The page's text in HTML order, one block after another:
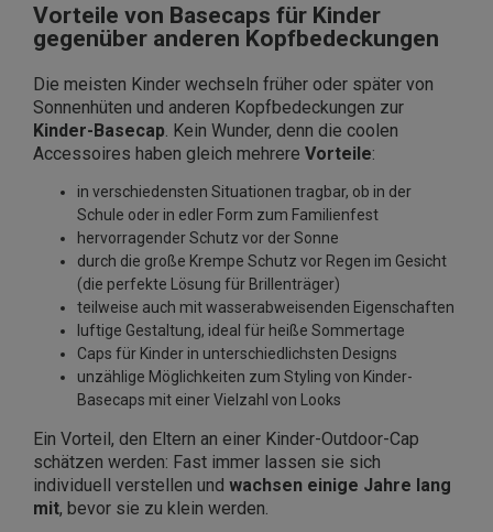
Vorteile von Basecaps für Kinder
gegenüber anderen Kopfbedeckungen
Die meisten Kinder wechseln früher oder später von
Sonnenhüten und anderen Kopfbedeckungen zur
Kinder-Basecap. Kein Wunder, denn die coolen
Accessoires haben gleich mehrere Vorteile:
in verschiedensten Situationen tragbar, ob in der
Schule oder in edler Form zum Familienfest
hervorragender Schutz vor der Sonne
durch die große Krempe Schutz vor Regen im Gesicht
(die perfekte Lösung für Brillenträger)
teilweise auch mit wasserabweisenden Eigenschaften
luftige Gestaltung, ideal für heiße Sommertage
Caps für Kinder in unterschiedlichsten Designs
unzählige Möglichkeiten zum Styling von Kinder-
Basecaps mit einer Vielzahl von Looks
Ein Vorteil, den Eltern an einer Kinder-Outdoor-Cap
schätzen werden: Fast immer lassen sie sich
individuell verstellen und wachsen einige Jahre lang
mit, bevor sie zu klein werden.